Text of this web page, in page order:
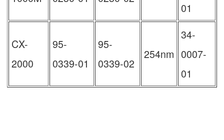
01
CX-
2000
95-
0339-01
95-
0339-02
254nm
34-
0007-
01